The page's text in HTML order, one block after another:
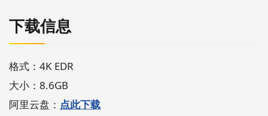
下载信息
格式：4K EDR
大小：8.6GB
阿里云盘： 点此下载